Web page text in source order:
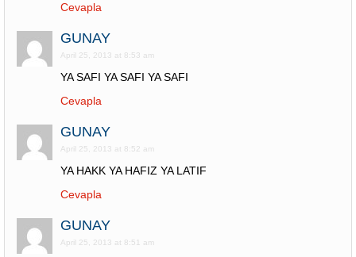
Cevapla
GUNAY
April 25, 2013 at 8:53 am
YA SAFI YA SAFI YA SAFI
Cevapla
GUNAY
April 25, 2013 at 8:52 am
YA HAKK YA HAFIZ YA LATIF
Cevapla
GUNAY
April 25, 2013 at 8:51 am